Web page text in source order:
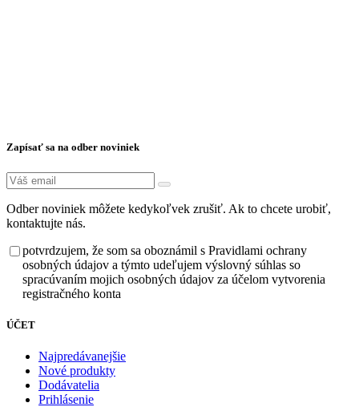
Zapísať sa na odber noviniek
Odber noviniek môžete kedykoľvek zrušiť. Ak to chcete urobiť,
kontaktujte nás.
potvrdzujem, že som sa oboznámil s Pravidlami ochrany
osobných údajov a týmto udeľujem výslovný súhlas so
spracúvaním mojich osobných údajov za účelom vytvorenia
registračného konta
ÚČET
Najpredávanejšie
Nové produkty
Dodávatelia
Prihlásenie